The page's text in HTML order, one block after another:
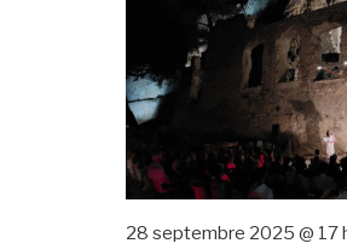
28 septembre 2025 @ 17